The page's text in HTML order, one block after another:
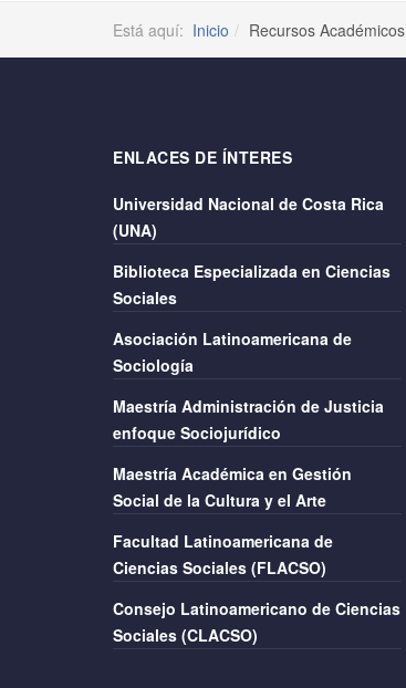
Está aquí: Inicio Recursos Académicos
ENLACES DE ÍNTERES
Universidad Nacional de Costa Rica
(UNA)
Biblioteca Especializada en Ciencias
Sociales
Asociación Latinoamericana de
Sociología
Maestría Administración de Justicia
enfoque Sociojurídico
Maestría Académica en Gestión
Social de la Cultura y el Arte
Facultad Latinoamericana de
Ciencias Sociales (FLACSO)
Consejo Latinoamericano de Ciencias
Sociales (CLACSO)